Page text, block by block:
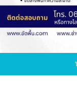
ขั
ขัดพื้นหิน